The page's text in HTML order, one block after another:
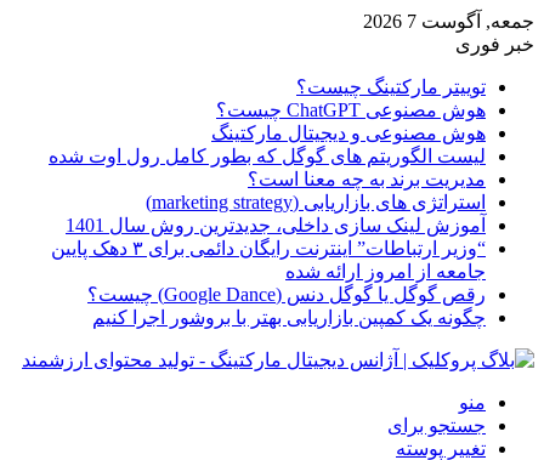
جمعه, آگوست 7 2026
خبر فوری
توییتر مارکتینگ چیست؟
هوش مصنوعی ChatGPT چیست؟
هوش مصنوعی و دیجیتال مارکتینگ
لیست الگوریتم های گوگل که بطور کامل رول اوت شده
مدیریت برند به چه معنا است؟
استراتژی های بازاریابی (marketing strategy)
آموزش لینک سازی داخلی، جدیدترین روش سال 1401
“وزیر ارتباطات” اینترنت رایگان دائمی برای ۳ دهک پایین
جامعه از امروز ارائه شده
رقص گوگل یا گوگل دنس (Google Dance) چیست؟
چگونه یک کمپین بازاریابی بهتر با بروشور اجرا کنیم
منو
جستجو برای
تغییر پوسته